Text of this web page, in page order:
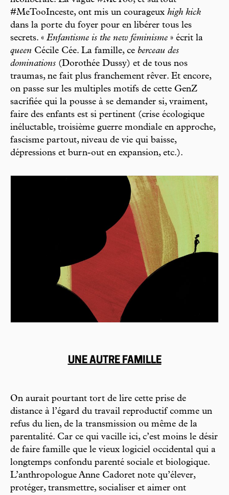
#MeTooInceste, ont mis un courageux high kick
dans la porte du foyer pour en libérer tous les
secrets. « Enfantisme is the new féminisme » écrit la
queen Cécile Cée. La famille, ce berceau des
dominations (Dorothée Dussy) et de tous nos
traumas, ne fait plus franchement rêver. Et encore,
on passe sur les multiples motifs de cette GenZ
sacrifiée qui la pousse à se demander si, vraiment,
faire des enfants est si pertinent (crise écologique
inéluctable, troisième guerre mondiale en approche,
fascisme partout, niveau de vie qui baisse,
dépressions et burn-out en expansion, etc.).
UNE AUTRE FAMILLE
On aurait pourtant tort de lire cette prise de
distance à l’égard du travail reproductif comme un
refus du lien, de la transmission ou même de la
parentalité. Car ce qui vacille ici, c’est moins le désir
de faire famille que le vieux logiciel occidental qui a
longtemps confondu parenté sociale et biologique.
L’anthropologue Anne Cadoret note qu’élever,
protéger, transmettre, socialiser et aimer ont